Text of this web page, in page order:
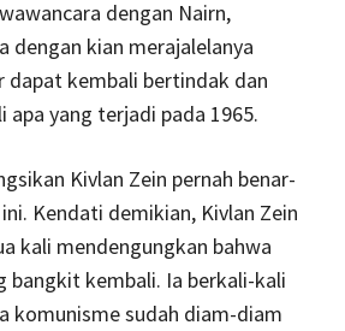
dengan Nairn,
dengan kian merajalelanya
kembali bertindak dan
apa yang terjadi pada 1965.
Kivlan Zein pernah benar-
Kendati demikian, Kivlan Zein
kali mendengungkan bahwa
bangkit kembali. Ia berkali-kali
komunisme sudah diam-diam